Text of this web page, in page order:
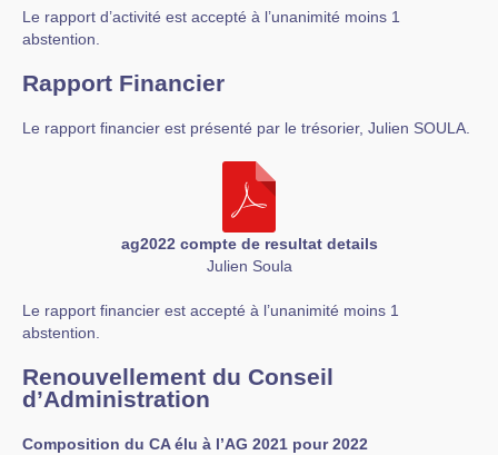
Le rapport d’activité est accepté à l’unanimité moins 1
abstention.
Rapport Financier
Le rapport financier est présenté par le trésorier, Julien SOULA.
ag2022 compte de resultat details
Julien Soula
Le rapport financier est accepté à l’unanimité moins 1
abstention.
Renouvellement du Conseil
d’Administration
Composition du CA élu à l’AG 2021 pour 2022